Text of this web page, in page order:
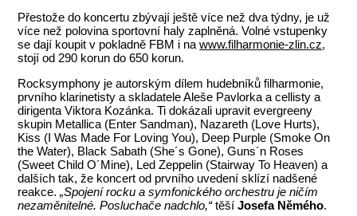
Přestože do koncertu zbývají ještě více než dva týdny, je už
více než polovina sportovní haly zaplněná. Volné vstupenky
se dají koupit v pokladně FBM i nawww.filharmonie-zlin.cz,
stojí od 290 korun do 650 korun.
Rocksymphony je autorským dílem hudebníků filharmonie,
prvního klarinetisty a skladatele Aleše Pavlorka a cellisty a
dirigenta Viktora Kozánka. Ti dokázali upravit evergreeny
skupin Metallica (Enter Sandman), Nazareth (Love Hurts),
Kiss (I Was Made For Loving You), Deep Purple (Smoke On
the Water), Black Sabath (She´s Gone), Guns´n Roses
(Sweet Child O´Mine), Led Zeppelin (Stairway To Heaven) a
dalších tak, že koncert od prvního uvedení sklízí nadšené
reakce.„Spojení rocku a symfonického orchestru je ničím
nezaměnitelné. Posluchače nadchlo,“těšíJosefa Němého.